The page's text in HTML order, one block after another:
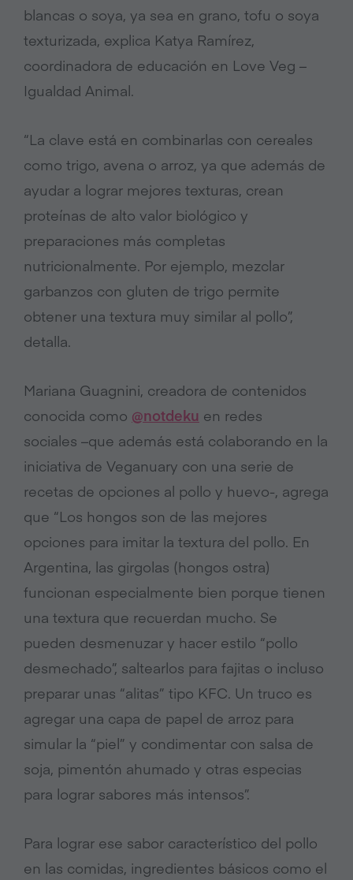
blancas o soya, ya sea en grano, tofu o soya
texturizada, explica Katya Ramírez,
coordinadora de educación en Love Veg –
Igualdad Animal.
“La clave está en combinarlas con cereales
como trigo, avena o arroz, ya que además de
ayudar a lograr mejores texturas, crean
proteínas de alto valor biológico y
preparaciones más completas
nutricionalmente. Por ejemplo, mezclar
garbanzos con gluten de trigo permite
obtener una textura muy similar al pollo”,
detalla.
Mariana Guagnini, creadora de contenidos
conocida como @notdeku en redes
sociales –que además está colaborando en la
iniciativa de Veganuary con una serie de
recetas de opciones al pollo y huevo-, agrega
que “Los hongos son de las mejores
opciones para imitar la textura del pollo. En
Argentina, las girgolas (hongos ostra)
funcionan especialmente bien porque tienen
una textura que recuerdan mucho. Se
pueden desmenuzar y hacer estilo “pollo
desmechado”, saltearlos para fajitas o incluso
preparar unas “alitas” tipo KFC. Un truco es
agregar una capa de papel de arroz para
simular la “piel” y condimentar con salsa de
soja, pimentón ahumado y otras especias
para lograr sabores más intensos”.
Para lograr ese sabor característico del pollo
en las comidas, ingredientes básicos como el